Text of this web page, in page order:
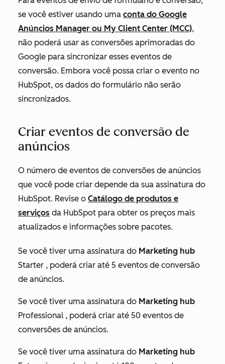
se você estiver usando uma conta do Google
Anúncios Manager ou My Client Center (MCC),
não poderá usar as conversões aprimoradas do
Google para sincronizar esses eventos de
conversão. Embora você possa criar o evento no
HubSpot, os dados do formulário não serão
sincronizados.
Criar eventos de conversão de
anúncios
O número de eventos de conversões de anúncios
que você pode criar depende da sua assinatura do
HubSpot. Revise o Catálogo de produtos e
serviços da HubSpot para obter os preços mais
atualizados e informações sobre pacotes.
Se você tiver uma assinatura do Marketing hub
Starter , poderá criar até 5 eventos de conversão
de anúncios.
Se você tiver uma assinatura do Marketing hub
Professional , poderá criar até 50 eventos de
conversões de anúncios.
Se você tiver uma assinatura do Marketing hub